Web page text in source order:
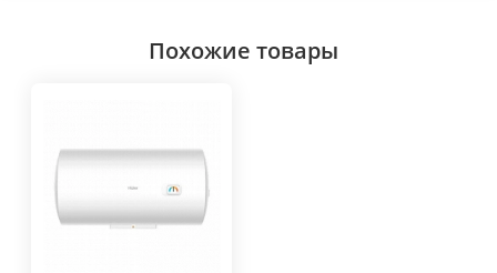
Похожие товары